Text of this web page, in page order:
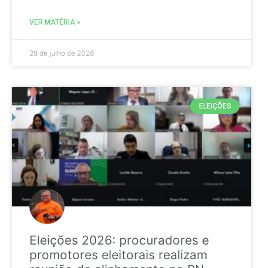
VER MATÉRIA »
28 de julho de 2026
ELEIÇÕES
Eleições 2026: procuradores e
promotores eleitorais realizam